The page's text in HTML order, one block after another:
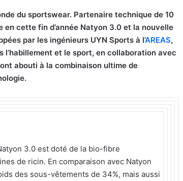
du sportswear. Partenaire technique de 10
cette fin d’année Natyon 3.0 et la nouvelle
par les ingénieurs UYN Sports à l’AREAS,
l’habillement et le sport, en collaboration avec
abouti à la combinaison ultime de
3.0 est doté de la bio-fibre
de ricin. En comparaison avec Natyon
des sous-vêtements de 34%, mais aussi